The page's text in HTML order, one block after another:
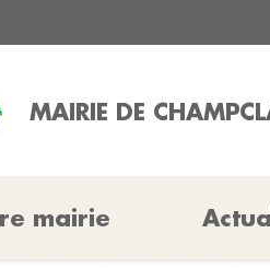
MAIRIE DE
mairie